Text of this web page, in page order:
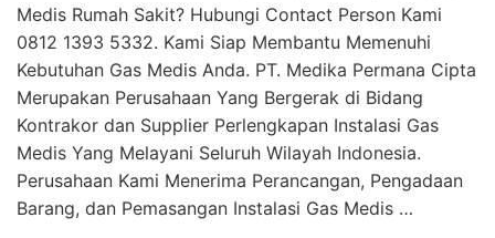
Medis Rumah Sakit? Hubungi Contact Person Kami
0812 1393 5332. Kami Siap Membantu Memenuhi
Kebutuhan Gas Medis Anda. PT. Medika Permana Cipta
Merupakan Perusahaan Yang Bergerak di Bidang
Kontrakor dan Supplier Perlengkapan Instalasi Gas
Medis Yang Melayani Seluruh Wilayah Indonesia.
Perusahaan Kami Menerima Perancangan, Pengadaan
Barang, dan Pemasangan Instalasi Gas Medis …